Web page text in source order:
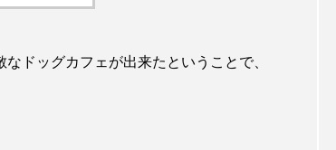
ドッグカフェが出来たということで、